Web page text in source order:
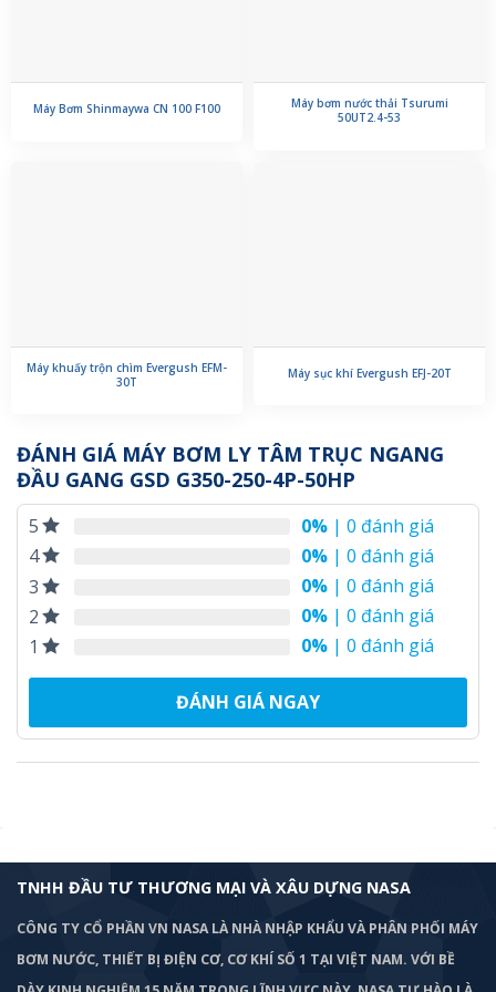
Máy Bơm Shinmaywa CN 100 F100
Máy bơm nước thải Tsurumi
50UT2.4-53
Máy khuấy trộn chìm Evergush EFM-
30T
Máy sục khí Evergush EFJ-20T
ĐÁNH GIÁ MÁY BƠM LY TÂM TRỤC NGANG
ĐẦU GANG GSD G350-250-4P-50HP
5 0% | 0 đánh giá
4
0% | 0 đánh giá
3
0% | 0 đánh giá
2
0% | 0 đánh giá
1
0% | 0 đánh giá
ĐÁNH GIÁ NGAY
TNHH ĐẦU TƯ THƯƠNG MẠI VÀ XÂU DỰNG NASA
CÔNG TY CỔ PHẦN VN NASA LÀ NHÀ NHẬP KHẨU VÀ PHÂN PHỐI MÁY
BƠM NƯỚC, THIẾT BỊ ĐIỆN CƠ, CƠ KHÍ SỐ 1 TẠI VIỆT NAM. VỚI BỀ